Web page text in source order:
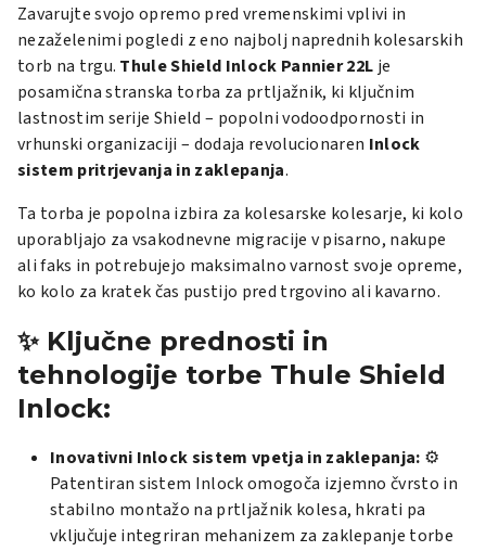
Zavarujte svojo opremo pred vremenskimi vplivi in
nezaželenimi pogledi z eno najbolj naprednih kolesarskih
torb na trgu. Thule Shield Inlock Pannier 22L je
posamična stranska torba za prtljažnik, ki ključnim
lastnostim serije Shield – popolni vodoodpornosti in
vrhunski organizaciji – dodaja revolucionaren Inlock
sistem pritrjevanja in zaklepanja.
Ta torba je popolna izbira za kolesarske kolesarje, ki kolo
uporabljajo za vsakodnevne migracije v pisarno, nakupe
ali faks in potrebujejo maksimalno varnost svoje opreme,
ko kolo za kratek čas pustijo pred trgovino ali kavarno.
✨ Ključne prednosti in
tehnologije torbe Thule Shield
Inlock:
Inovativni Inlock sistem vpetja in zaklepanja: ⚙️
Patentiran sistem Inlock omogoča izjemno čvrsto in
stabilno montažo na prtljažnik kolesa, hkrati pa
vključuje integriran mehanizem za zaklepanje torbe